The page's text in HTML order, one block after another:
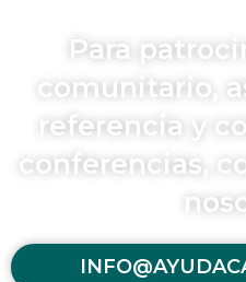
Para
comunitario,
referencia y
conferencias,